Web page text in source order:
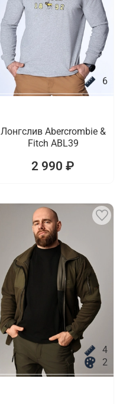
6
Лонгслив Abercrombie &
Fitch ABL39
2 990 ₽
4
2